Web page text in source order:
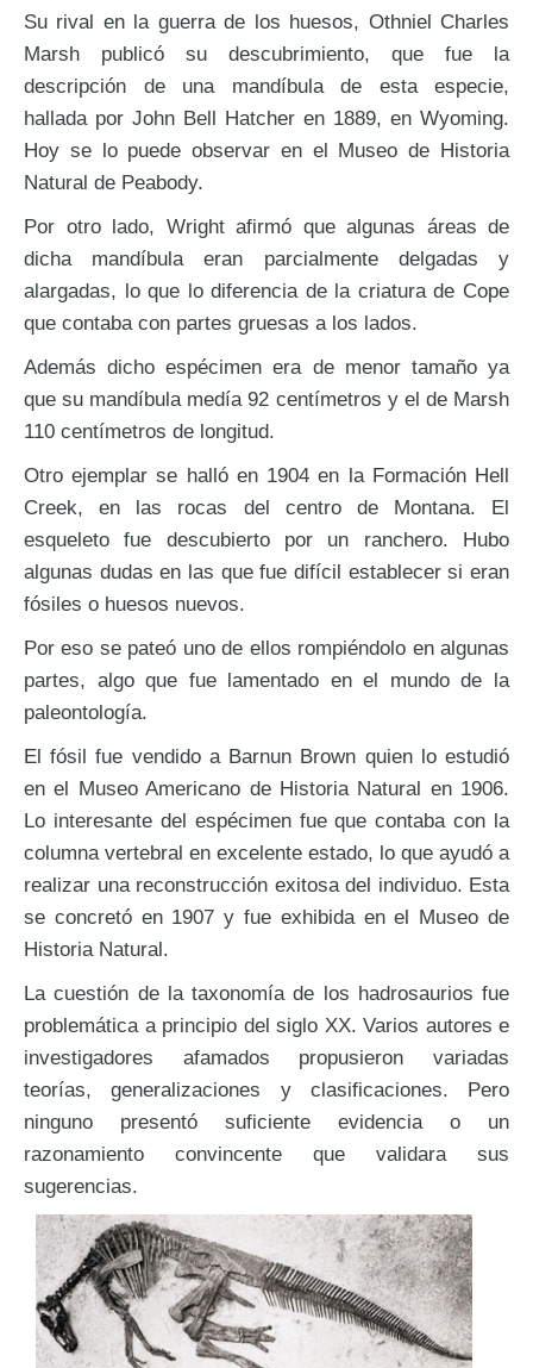
Su rival en la guerra de los huesos, Othniel Charles
Marsh publicó su descubrimiento, que fue la
descripción de una mandíbula de esta especie,
hallada por John Bell Hatcher en 1889, en Wyoming.
Hoy se lo puede observar en el Museo de Historia
Natural de Peabody.
Por otro lado, Wright afirmó que algunas áreas de
dicha mandíbula eran parcialmente delgadas y
alargadas, lo que lo diferencia de la criatura de Cope
que contaba con partes gruesas a los lados.
Además dicho espécimen era de menor tamaño ya
que su mandíbula medía 92 centímetros y el de Marsh
110 centímetros de longitud.
Otro ejemplar se halló en 1904 en la Formación Hell
Creek, en las rocas del centro de Montana. El
esqueleto fue descubierto por un ranchero. Hubo
algunas dudas en las que fue difícil establecer si eran
fósiles o huesos nuevos.
Por eso se pateó uno de ellos rompiéndolo en algunas
partes, algo que fue lamentado en el mundo de la
paleontología.
El fósil fue vendido a Barnun Brown quien lo estudió
en el Museo Americano de Historia Natural en 1906.
Lo interesante del espécimen fue que contaba con la
columna vertebral en excelente estado, lo que ayudó a
realizar una reconstrucción exitosa del individuo. Esta
se concretó en 1907 y fue exhibida en el Museo de
Historia Natural.
La cuestión de la taxonomía de los hadrosaurios fue
problemática a principio del siglo XX. Varios autores e
investigadores afamados propusieron variadas
teorías, generalizaciones y clasificaciones. Pero
ninguno presentó suficiente evidencia o un
razonamiento convincente que validara sus
sugerencias.